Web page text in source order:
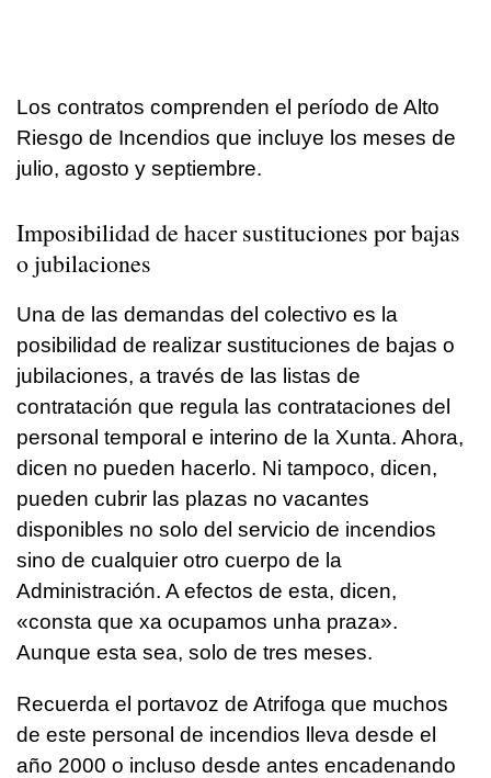
Los contratos comprenden el período de Alto
Riesgo de Incendios que incluye los meses de
julio, agosto y septiembre.
Imposibilidad de hacer sustituciones por bajas
o jubilaciones
Una de las demandas del colectivo es la
posibilidad de realizar sustituciones de bajas o
jubilaciones, a través de las listas de
contratación que regula las contrataciones del
personal temporal e interino de la Xunta. Ahora,
dicen no pueden hacerlo. Ni tampoco, dicen,
pueden cubrir las plazas no vacantes
disponibles no solo del servicio de incendios
sino de cualquier otro cuerpo de la
Administración. A efectos de esta, dicen,
«consta que xa ocupamos unha praza».
Aunque esta sea, solo de tres meses.
Recuerda el portavoz de Atrifoga que muchos
de este personal de incendios lleva desde el
año 2000 o incluso desde antes encadenando